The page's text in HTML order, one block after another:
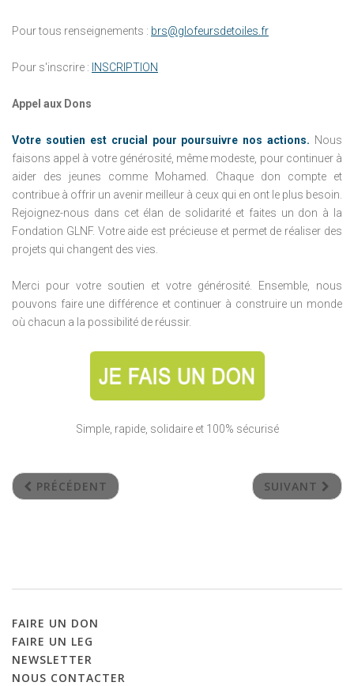
Pour tous renseignements : brs@glofeursdetoiles.fr
Pour s'inscrire : INSCRIPTION
Appel aux Dons
Votre soutien est crucial pour poursuivre nos actions. Nous
faisons appel à votre générosité, même modeste, pour continuer à
aider des jeunes comme Mohamed. Chaque don compte et
contribue à offrir un avenir meilleur à ceux qui en ont le plus besoin.
Rejoignez-nous dans cet élan de solidarité et faites un don à la
Fondation GLNF. Votre aide est précieuse et permet de réaliser des
projets qui changent des vies.
Merci pour votre soutien et votre générosité. Ensemble, nous
pouvons faire une différence et continuer à construire un monde
où chacun a la possibilité de réussir.
Simple, rapide, solidaire et 100% sécurisé
PRÉCÉDENT SUIVANT
FAIRE UN DON
FAIRE UN LEG
NEWSLETTER
NOUS CONTACTER